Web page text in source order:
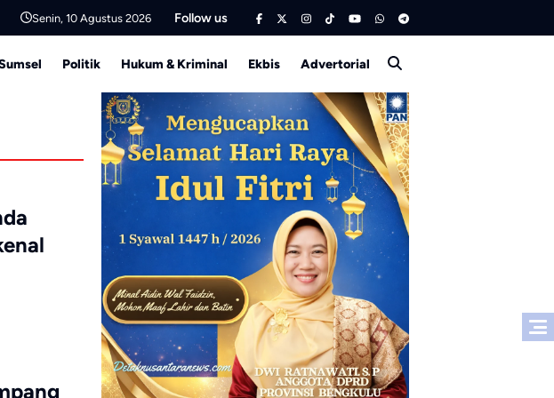
Senin, 10 Agustus 2026 Follow us
Politik Hukum & Kriminal Ekbis Advertorial